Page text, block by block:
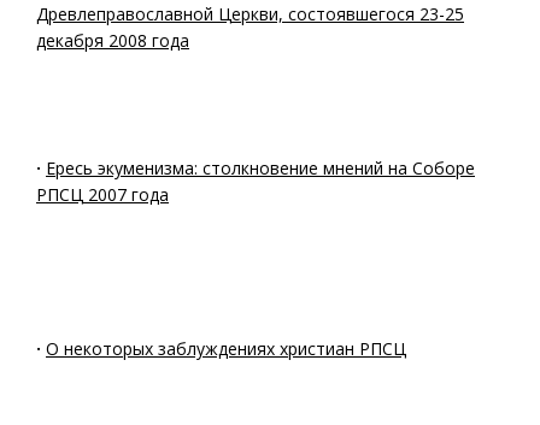
Древлеправославной Церкви, состоявшегося 23-25
декабря 2008 года
· Ересь экуменизма: столкновение мнений на Соборе
РПСЦ 2007 года
· О некоторых заблуждениях христиан РПСЦ